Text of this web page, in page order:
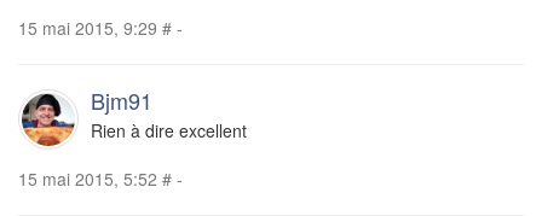
15 mai 2015, 9:29 # -
Bjm91
Rien à dire excellent
15 mai 2015, 5:52 # -